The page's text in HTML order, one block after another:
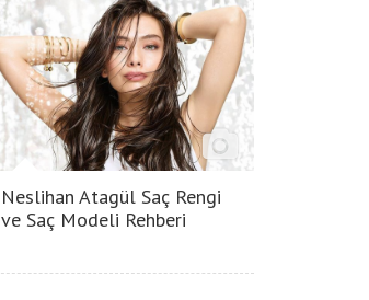
Neslihan Atagül Saç Rengi
ve Saç Modeli Rehberi